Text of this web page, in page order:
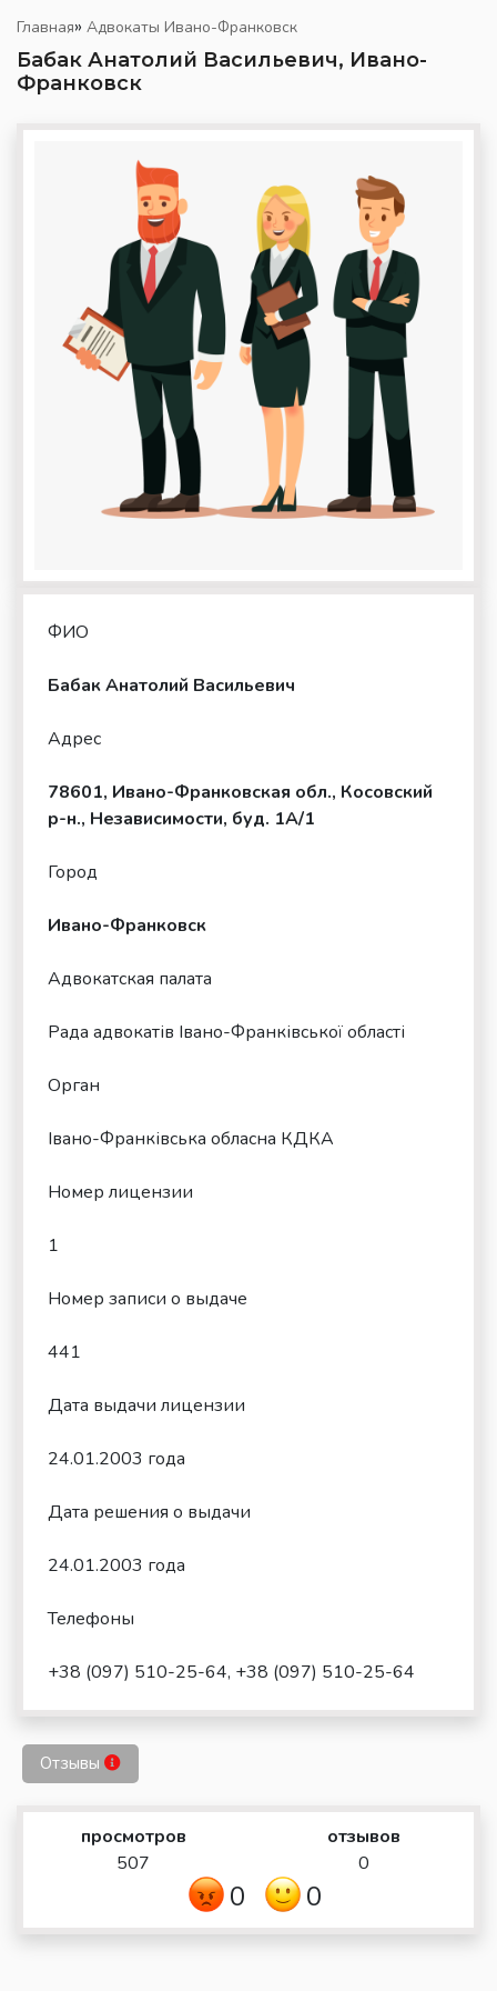
Главная» Адвокаты Ивано-Франковск
Бабак Анатолий Васильевич, Ивано-
Франковск
ФИО
Бабак Анатолий Васильевич
Адрес
78601, Ивано-Франковская обл., Косовский
р-н., Независимости, буд. 1А/1
Город
Ивано-Франковск
Адвокатская палата
Рада адвокатів Івано-Франківської області
Орган
Івано-Франківська обласна КДКА
Номер лицензии
1
Номер записи о выдаче
441
Дата выдачи лицензии
24.01.2003 года
Дата решения о выдачи
24.01.2003 года
Телефоны
+38 (097) 510-25-64, +38 (097) 510-25-64
Отзывы
просмотров
507
отзывов
0
0 0